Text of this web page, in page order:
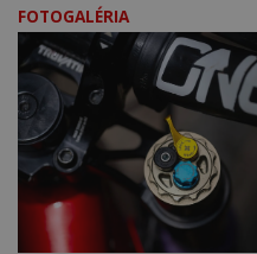
FOTOGALÉRIA